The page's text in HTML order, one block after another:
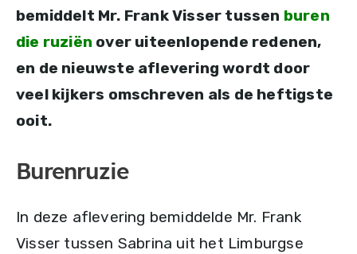
bemiddelt Mr. Frank Visser tussen buren
die ruziën over uiteenlopende redenen,
en de nieuwste aflevering wordt door
veel kijkers omschreven als de heftigste
ooit.
Burenruzie
In deze aflevering bemiddelde Mr. Frank
Visser tussen Sabrina uit het Limburgse